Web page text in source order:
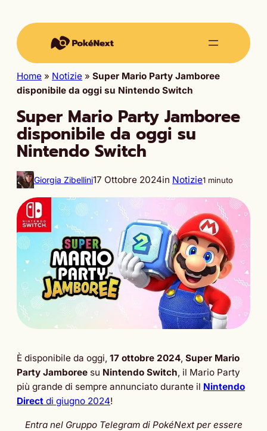
Home » Notizie » Super Mario Party Jamboree
disponibile da oggi su Nintendo Switch
Super Mario Party Jamboree
disponibile da oggi su
Nintendo Switch
Giorgia Zibellini17 Ottobre 2024in Notizie1 minuto
È disponibile da oggi, 17 ottobre 2024, Super Mario
Party Jamboree su Nintendo Switch, il Mario Party
più grande di sempre annunciato durante il Nintendo
Direct di giugno 2024!
Entra nel Gruppo Telegram di PokéNext per essere